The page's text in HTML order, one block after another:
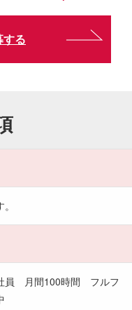
する
員 月間100時間 フルフ